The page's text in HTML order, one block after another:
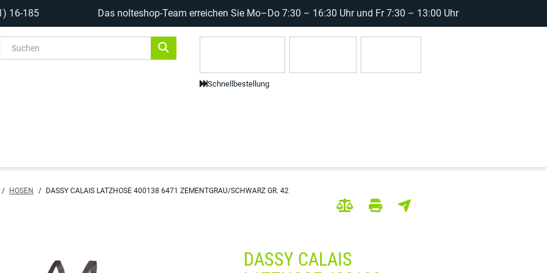
16-185 Das nolteshop-Team erreichen Sie Mo–Do 7:30 – 16:30 Uhr und Fr 7:30 – 13:00 Uhr
Schnellbestellung
/ HOSEN / DASSY CALAIS LATZHOSE 400138 6471 ZEMENTGRAU/SCHWARZ GR. 42
DASSY CALAIS